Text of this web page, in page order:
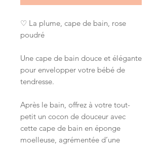
♡ La plume, cape de bain, rose
poudré
Une cape de bain douce et élégante
pour envelopper votre bébé de
tendresse.
Après le bain, offrez à votre tout-
petit un cocon de douceur avec
cette cape de bain en éponge
moelleuse, agrémentée d’une